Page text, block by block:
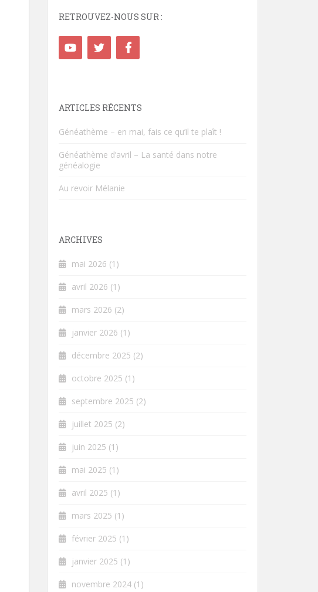
RETROUVEZ-NOUS SUR :
ARTICLES RÉCENTS
Généathème – en mai, fais ce qu’il te plaît !
Généathème d’avril – La santé dans notre
généalogie
Au revoir Mélanie
ARCHIVES
mai 2026 (1)
avril 2026 (1)
mars 2026 (2)
janvier 2026 (1)
décembre 2025 (2)
octobre 2025 (1)
septembre 2025 (2)
juillet 2025 (2)
juin 2025 (1)
mai 2025 (1)
avril 2025 (1)
mars 2025 (1)
février 2025 (1)
janvier 2025 (1)
novembre 2024 (1)